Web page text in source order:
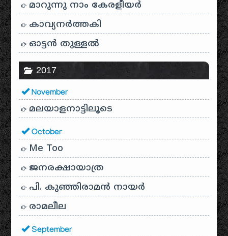
മാറുന്നു നാം കേരളീയർ
കാവ്യനര്‍ത്തകി
ഓട്ടൻ തുള്ളൽ
2017
November
മലയാളനാട്ടിലൂടെ
October
Me Too
ജനരക്ഷായാത്ര
പി. കുഞ്ഞിരാമൻ നായർ
രാമലീല
September